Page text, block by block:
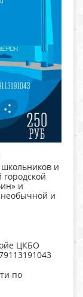
и
и
необычной и
ЦКБО
по